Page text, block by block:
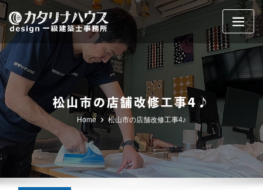
Skip
to
content
松山市の店舗改修工事4♪
Home 松山市の店舗改修工事4♪